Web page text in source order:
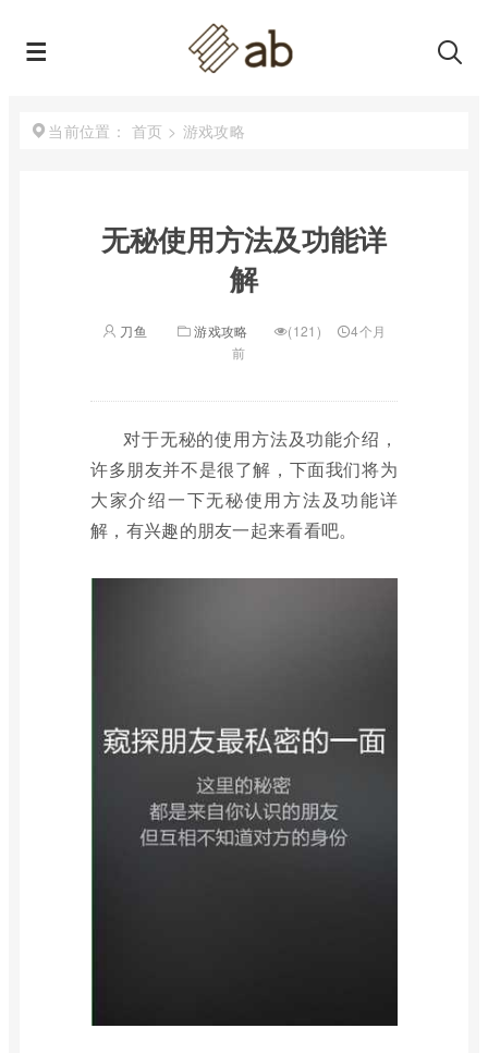
当前位置： 首页 > 游戏攻略
无秘使用方法及功能详
解
刀鱼 游戏攻略 (121)
4个月
前
对于无秘的使用方法及功能介绍，
许多朋友并不是很了解，下面我们将为
大家介绍一下无秘使用方法及功能详
解，有兴趣的朋友一起来看看吧。